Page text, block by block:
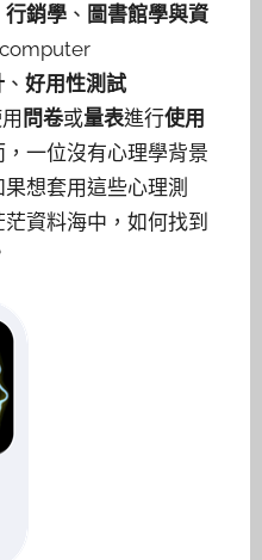
行銷學 、 圖書館學與資
computer
、 好用性測試
問卷或量表進行使用
，一位沒有心理學背景
想套用這些心理測
資料海中，如何找到